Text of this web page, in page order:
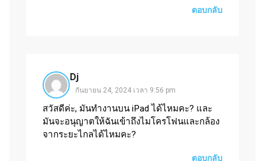
ตอบกลับ
Dj
กันยายน 24, 2024 เวลา 9:56 pm
สวัสดีค่ะ, มันทำงานบน iPad ได้ไหมคะ? และ
มันจะอนุญาตให้ฉันเข้าถึงไมโครโฟนและกล้อง
จากระยะไกลได้ไหมคะ?
ตอบกลับ